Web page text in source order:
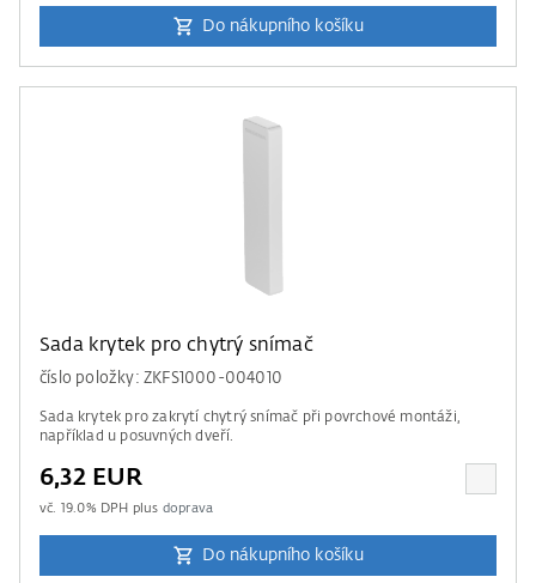
Do nákupního košíku
Sada krytek pro chytrý snímač
číslo položky: ZKFS1000-004010
Sada krytek pro zakrytí chytrý snímač při povrchové montáži,
například u posuvných dveří.
6,32 EUR
vč. 19.0% DPH plus doprava
Do nákupního košíku